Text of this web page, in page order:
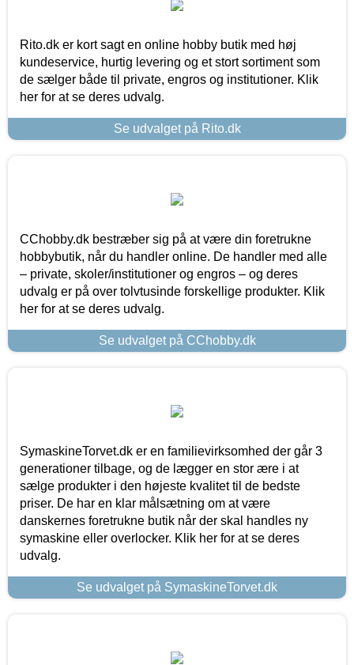
Rito.dk er kort sagt en online hobby butik med høj
kundeservice, hurtig levering og et stort sortiment som
de sælger både til private, engros og institutioner. Klik
her for at se deres udvalg.
Se udvalget på Rito.dk
CChobby.dk bestræber sig på at være din foretrukne
hobbybutik, når du handler online. De handler med alle
– private, skoler/institutioner og engros – og deres
udvalg er på over tolvtusinde forskellige produkter. Klik
her for at se deres udvalg.
Se udvalget på CChobby.dk
SymaskineTorvet.dk er en familievirksomhed der går 3
generationer tilbage, og de lægger en stor ære i at
sælge produkter i den højeste kvalitet til de bedste
priser. De har en klar målsætning om at være
danskernes foretrukne butik når der skal handles ny
symaskine eller overlocker. Klik her for at se deres
udvalg.
Se udvalget på SymaskineTorvet.dk